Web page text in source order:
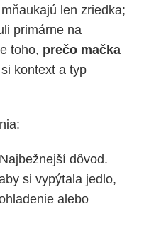
len zriedka;
primárne na
toho, prečo mačka
kontext a typ
Najbežnejší dôvod.
si vypýtala jedlo,
alebo